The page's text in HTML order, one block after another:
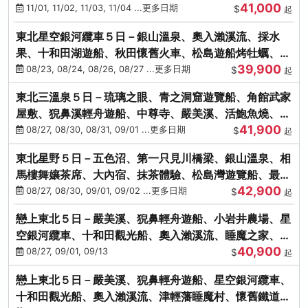
船、熱海梅園
11/01, 11/02, 11/03, 11/04 ...更多日期 $41,000 起
東北星空銀河纜車５日－銀山溫泉、奧入瀨溪流、採水
果、十和田湖遊船、秋田懷舊火車、松島遊船烤牡蠣、嚴
美溪、螃蟹本家
08/23, 08/24, 08/26, 08/27 ...更多日期 $39,900 起
東北三溫泉５日－琉璃之眼、青之洞窟遊覽船、角館武家
屋敷、猊鼻溪輕舟遊船、中尊寺、嚴美溪、活鮑魚燒、烤
牡蠣、握壽司體驗
08/27, 08/30, 08/31, 09/01 ...更多日期 $41,900 起
東北星野５日－五色沼、第一只見川橋梁、銀山溫泉、相
馬樓舞孃茶席、大內宿、抹茶體驗、松島灣遊覽船、最上
川輕舟、螃蟹御膳
08/27, 08/30, 09/01, 09/02 ...更多日期 $42,900 起
戀上東北５日－嚴美溪、猊鼻輕舟遊船、小岩井農場、星
空銀河纜車、十和田觀光船、奧入瀨溪流、睡魔之家、朱
紅社殿（仙台／青森）
08/27, 09/01, 09/13 $40,900 起
戀上東北５日－嚴美溪、猊鼻輕舟遊船、星空銀河纜車、
十和田觀光船、奧入瀨溪流、津輕藩睡魔村、懷舊鐵道